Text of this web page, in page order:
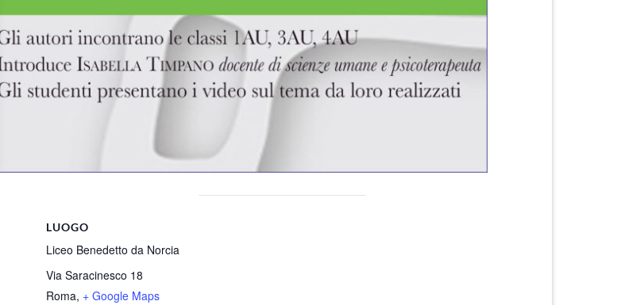
LUOGO
Liceo Benedetto da Norcia
Via Saracinesco 18
Roma, + Google Maps